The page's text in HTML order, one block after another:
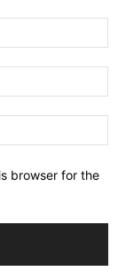
browser for the